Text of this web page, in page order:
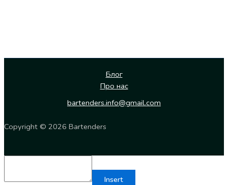
Блог
Про нас
bartenders.info@gmail.com
Copyright © 2026 Bartenders
Insert